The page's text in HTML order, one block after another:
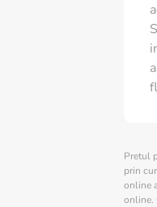
Pretul
prin
online
online.